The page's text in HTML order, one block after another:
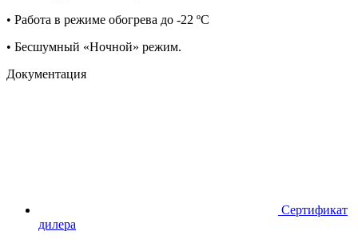
• Работа в режиме обогрева до -22 ºС
• Бесшумный «Ночной» режим.
Документация
Сертификат
дилера